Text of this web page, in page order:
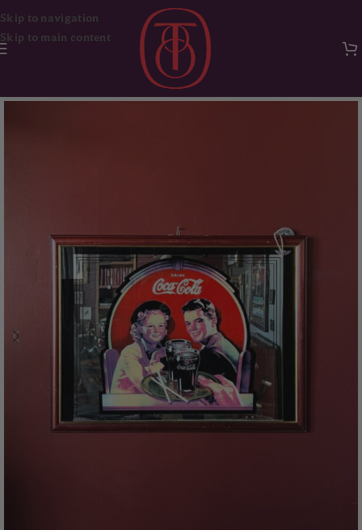
Skip to navigation
Skip to main content